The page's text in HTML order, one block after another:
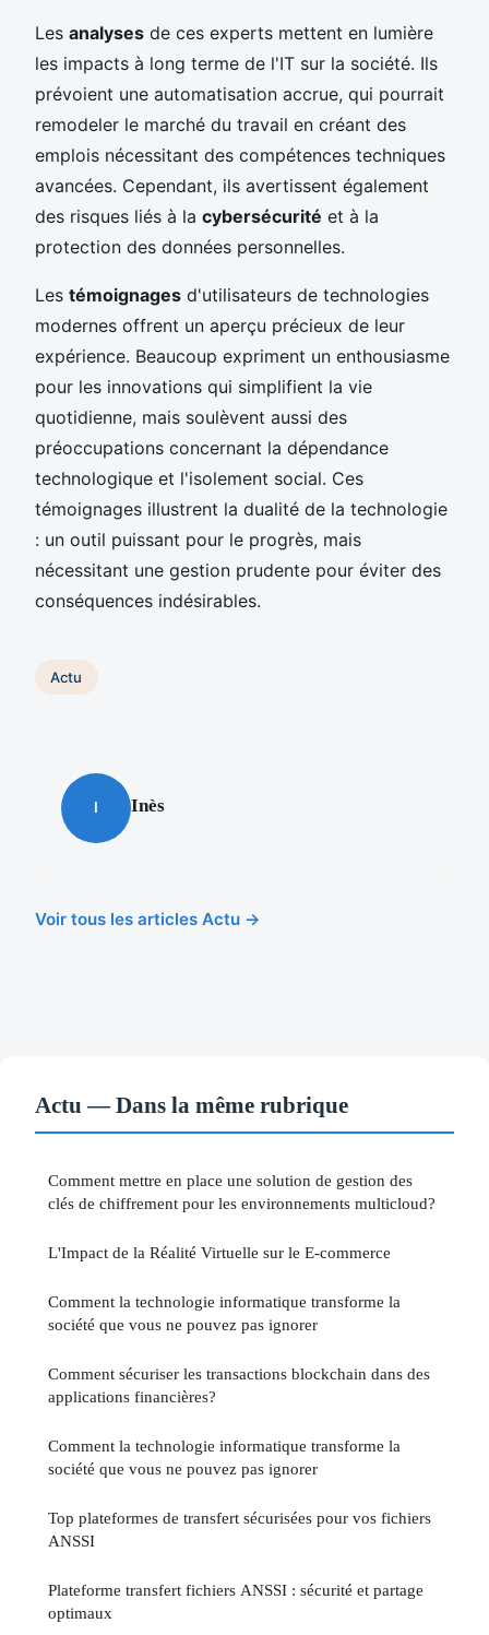
Les analyses de ces experts mettent en lumière
les impacts à long terme de l'IT sur la société. Ils
prévoient une automatisation accrue, qui pourrait
remodeler le marché du travail en créant des
emplois nécessitant des compétences techniques
avancées. Cependant, ils avertissent également
des risques liés à la cybersécurité et à la
protection des données personnelles.
Les témoignages d'utilisateurs de technologies
modernes offrent un aperçu précieux de leur
expérience. Beaucoup expriment un enthousiasme
pour les innovations qui simplifient la vie
quotidienne, mais soulèvent aussi des
préoccupations concernant la dépendance
technologique et l'isolement social. Ces
témoignages illustrent la dualité de la technologie
: un outil puissant pour le progrès, mais
nécessitant une gestion prudente pour éviter des
conséquences indésirables.
Actu
I Inès
Voir tous les articles Actu →
Actu — Dans la même rubrique
Comment mettre en place une solution de gestion des
clés de chiffrement pour les environnements multicloud?
L'Impact de la Réalité Virtuelle sur le E-commerce
Comment la technologie informatique transforme la
société que vous ne pouvez pas ignorer
Comment sécuriser les transactions blockchain dans des
applications financières?
Comment la technologie informatique transforme la
société que vous ne pouvez pas ignorer
Top plateformes de transfert sécurisées pour vos fichiers
ANSSI
Plateforme transfert fichiers ANSSI : sécurité et partage
optimaux